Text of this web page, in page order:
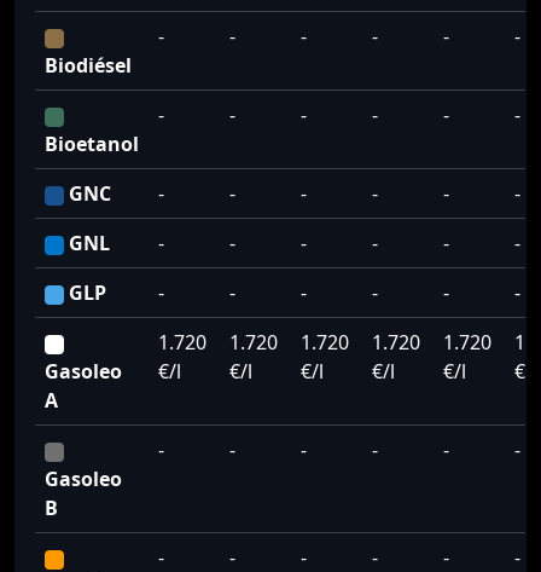
Biodiésel
- - - - - -
Bioetanol
- - - - - -
GNC - - - - -
-
GNL
- - - - -
-
GLP
- - - - - -
Gasoleo
A
1.720
€/l
1.720
€/l
1.720
€/l
1.720
€/l
1.720
€/l
€/l
Gasoleo
B
- - - - - -
- - - - - -